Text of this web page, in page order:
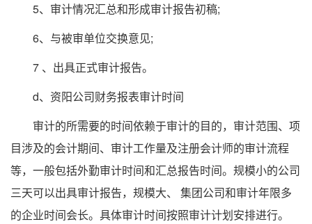
5、审计情况汇总和形成审计报告初稿;
6、与被审单位交换意见;
7 、出具正式审计报告。
d、资阳公司财务报表审计时间
审计的所需要的时间依赖于审计的目的，审计范围、项
目涉及的会计期间、审计工作量及注册会计师的审计流程
等，一般包括外勤审计时间和汇总报告时间。规模小的公司
三天可以出具审计报告，规模大、 集团公司和审计年限多
的企业时间会长。具体审计时间按照审计计划安排进行。